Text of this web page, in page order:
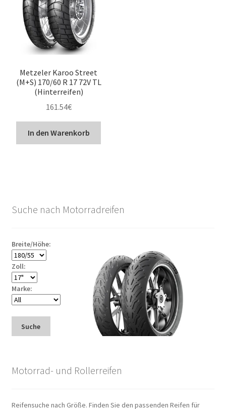
Metzeler Karoo Street
(M+S) 170/60 R 17 72V TL
(Hinterreifen)
161.54€
In den Warenkorb
Suche nach Motorradreifen
Breite/Höhe:
Zoll:
Marke:
Suche
Motorrad- und Rollerreifen
Reifensuche nach Größe. Finden Sie den passenden Reifen für